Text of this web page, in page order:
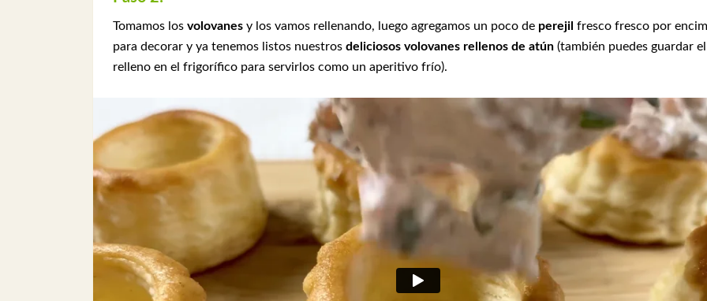
Tomamos los volovanes y los vamos rellenando, luego agregamos un poco de perejil fresco fresco por
para decorar y ya tenemos listos nuestros deliciosos volovanes rellenos de atún (también puedes guardar el
relleno en el frigorífico para servirlos como un aperitivo frío).